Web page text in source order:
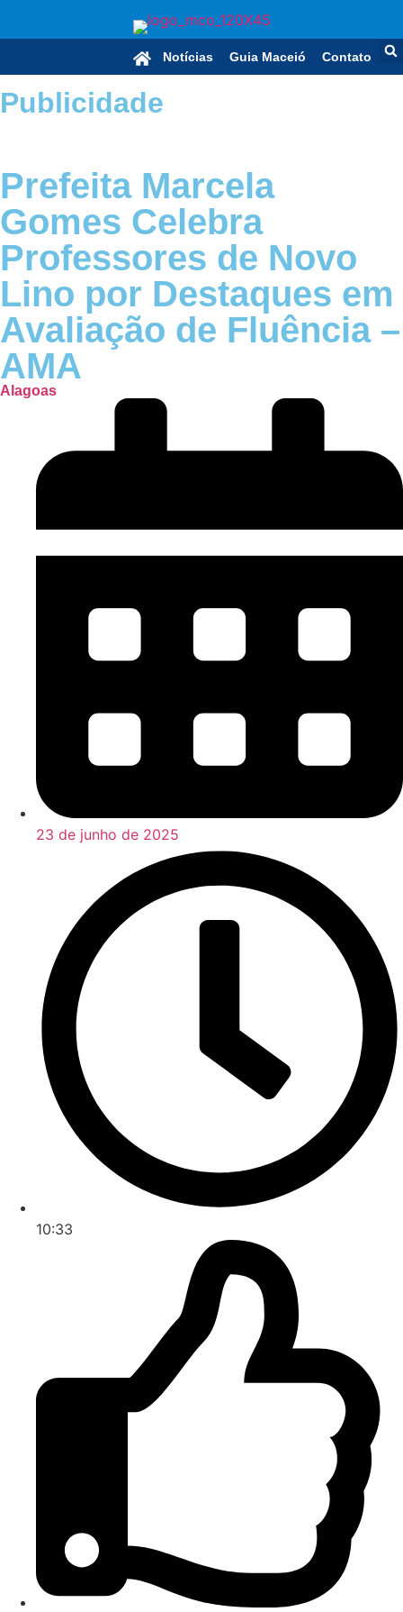
Notícias Guia Maceió Contato
Publicidade
Prefeita Marcela
Gomes Celebra
Professores de Novo
Lino por Destaques em
Avaliação de Fluência –
AMA
Alagoas
23 de junho de 2025
10:33